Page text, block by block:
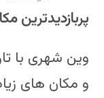
پربازدیدترین
وین شهری با
و مکان های